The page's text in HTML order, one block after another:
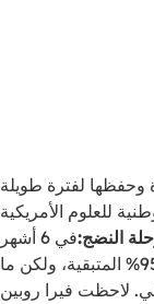
للعلوم الأمريكية
النضج:في 6 أشهر
عندما تنظر إلى سماء الليل، قد يتبادر إلى ذهنك حقيقةٌ مفادها أن المادة التي نراها لا تُشكل سوى حوالي 5% من الكون. يعتقد علماء الفلك أن الطاقة المظلمة والمادة المظلمة تُشكلان نسبة 95% المتبقية، ولكن ما
لاحظت فيرا روبين